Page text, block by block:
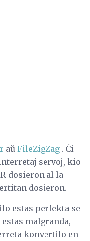
aŭ FileZigZag . Ĉi
servoj, kio
dosieron al la
dosieron.
estas perfekta se
malgranda,
konvertilo en